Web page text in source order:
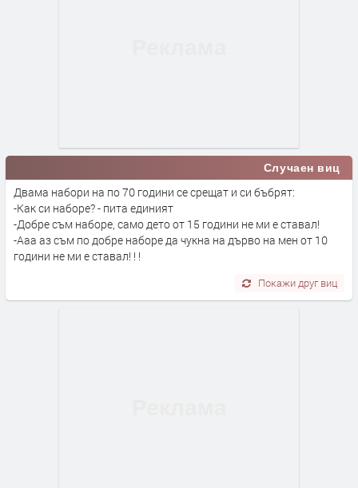
Случаен виц
Двама набори на по 70 години се срещат и си бъбрят:
-Как си наборе? - пита единият
-Добре съм наборе, само дето от 15 години не ми е ставал!
-Ааа аз съм по добре наборе да чукна на дърво на мен от 10
години не ми е ставал! ! !
Покажи друг виц